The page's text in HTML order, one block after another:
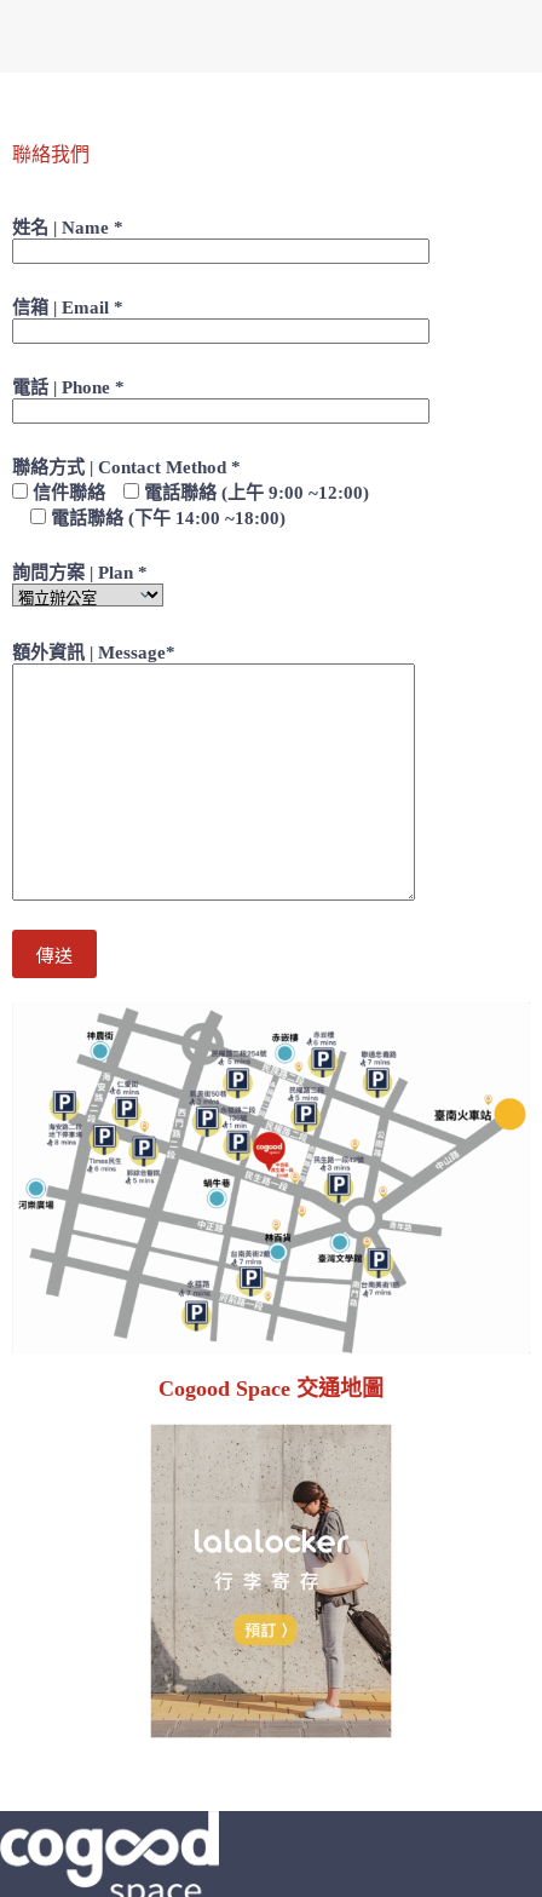
聯絡我們
姓名 | Name *
信箱 | Email *
電話 | Phone *
聯絡方式 | Contact Method *
信件聯絡
電話聯絡 (上午 9:00 ~12:00)
電話聯絡 (下午 14:00 ~18:00)
詢問方案 | Plan *
額外資訊 | Message*
Cogood Space 交通地圖